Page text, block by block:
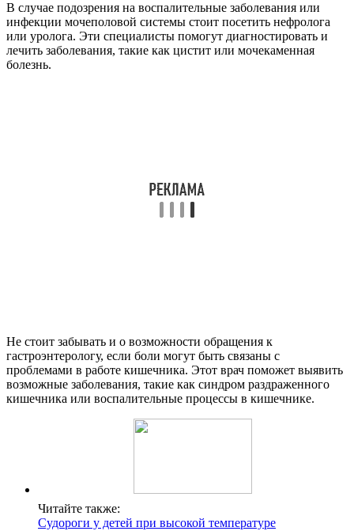
В случае подозрения на воспалительные заболевания или
инфекции мочеполовой системы стоит посетить нефролога
или уролога. Эти специалисты помогут диагностировать и
лечить заболевания, такие как цистит или мочекаменная
болезнь.
Не стоит забывать и о возможности обращения к
гастроэнтерологу, если боли могут быть связаны с
проблемами в работе кишечника. Этот врач поможет выявить
возможные заболевания, такие как синдром раздраженного
кишечника или воспалительные процессы в кишечнике.
Читайте также:
Судороги у детей при высокой температуре